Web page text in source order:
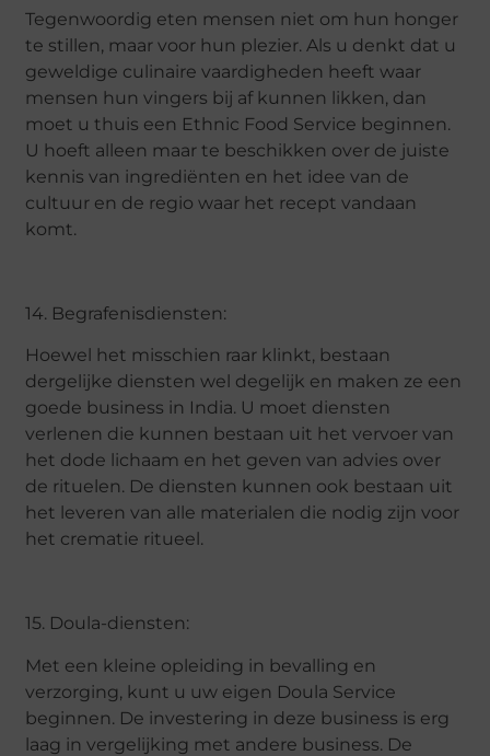
Tegenwoordig eten mensen niet om hun honger
te stillen, maar voor hun plezier. Als u denkt dat u
geweldige culinaire vaardigheden heeft waar
mensen hun vingers bij af kunnen likken, dan
moet u thuis een Ethnic Food Service beginnen.
U hoeft alleen maar te beschikken over de juiste
kennis van ingrediënten en het idee van de
cultuur en de regio waar het recept vandaan
komt.
14. Begrafenisdiensten:
Hoewel het misschien raar klinkt, bestaan
dergelijke diensten wel degelijk en maken ze een
goede business in India. U moet diensten
verlenen die kunnen bestaan uit het vervoer van
het dode lichaam en het geven van advies over
de rituelen. De diensten kunnen ook bestaan uit
het leveren van alle materialen die nodig zijn voor
het crematie ritueel.
15. Doula-diensten:
Met een kleine opleiding in bevalling en
verzorging, kunt u uw eigen Doula Service
beginnen. De investering in deze business is erg
laag in vergelijking met andere business. De